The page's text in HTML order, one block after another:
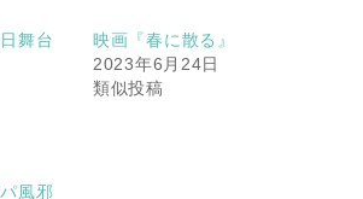
舞台
映画『春に散る』
2023年6月24日
類似投稿
風邪